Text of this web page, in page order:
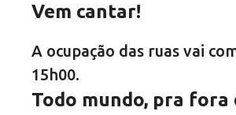
Vem cantar!
A ocupação das ruas vai
15h00.
Todo mundo, pra fora